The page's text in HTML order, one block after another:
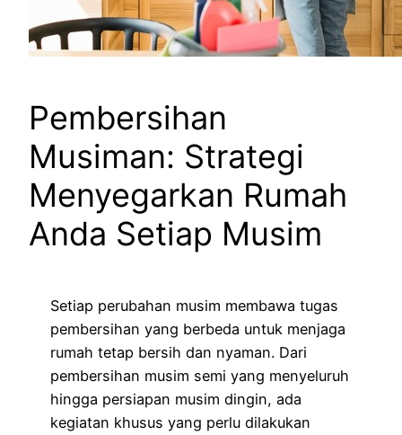
Pembersihan
Musiman: Strategi
Menyegarkan Rumah
Anda Setiap Musim
Setiap perubahan musim membawa tugas
pembersihan yang berbeda untuk menjaga
rumah tetap bersih dan nyaman. Dari
pembersihan musim semi yang menyeluruh
hingga persiapan musim dingin, ada
kegiatan khusus yang perlu dilakukan